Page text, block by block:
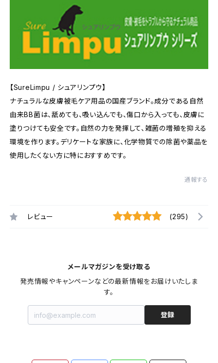
【SureLimpu / シュアリンプウ】
ナチュラルな皮膚被毛ケア用品の国産ブランド。成分である自然
由来BB菌は、舐めても、吸い込んでも、傷口から入っても、皮膚に
塗りつけても安全です。自然の力を発揮して、雑菌の増殖を抑える
環境を作ります。デリケートな家族に、化学物質での除菌や薬品を
使用したくない方に特におすすめです。
通報する
レビュー (295)
メールマガジンを受け取る
発売情報やキャンペーンなどの最新情報をお届けいたしま
す。
登録